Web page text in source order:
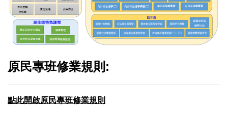
原民專班修業規則:
點此開啟原民專班修業規則